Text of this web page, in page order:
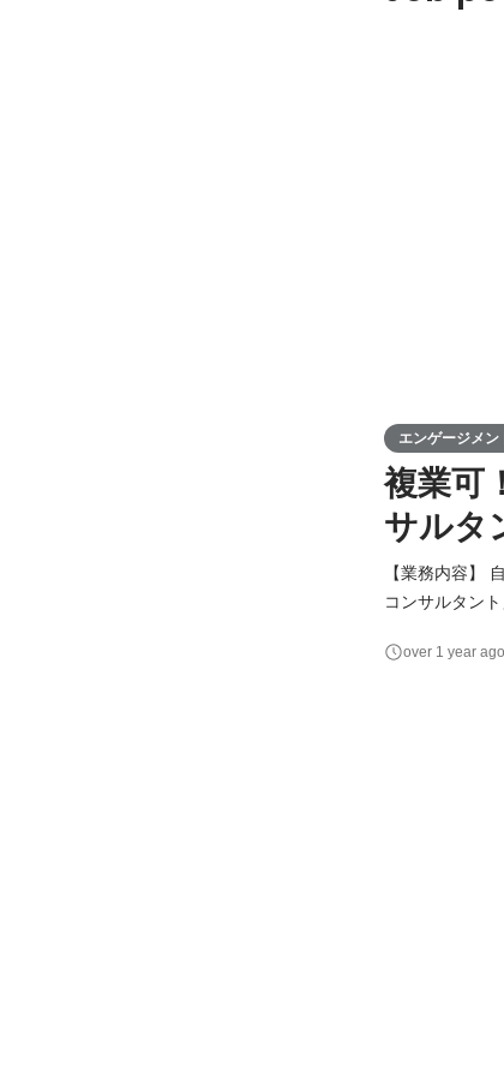
エンゲージメ
複業可
サルタ
【業務内容】
コンサルタント」ポジションで
皆さんに対し
over 1 year ago